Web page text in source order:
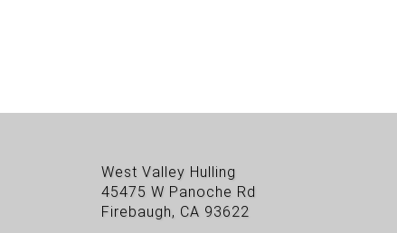
West Valley Hulling
45475 W Panoche Rd
Firebaugh, CA 93622